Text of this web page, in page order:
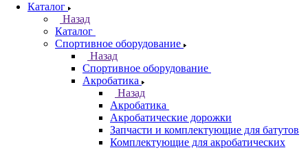
Каталог
Назад
Каталог
Спортивное оборудование
Назад
Спортивное оборудование
Акробатика
Назад
Акробатика
Акробатические дорожки
Запчасти и комплектующие для батутов
Комплектующие для акробатических